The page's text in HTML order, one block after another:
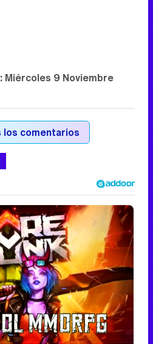
Miércoles 9 Noviembre
los comentarios